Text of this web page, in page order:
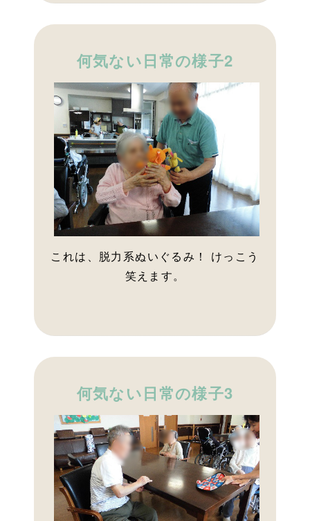
何気ない日常の様子2
これは、脱力系ぬいぐるみ！ けっこう
笑えます。
何気ない日常の様子3